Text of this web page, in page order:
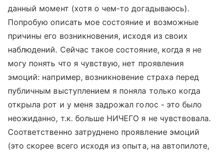
данный момент (хотя о чем-то догадываюсь).
Попробую описать мое состояние и возможные
причины его возникновения, исходя из своих
наблюдений. Сейчас такое состояние, когда я не
могу понять что я чувствую, нет проявления
эмоций: например, возникновение страха перед
публичным выступлением я поняла только когда
открыла рот и у меня задрожал голос - это было
неожиданно, т.к. больше НИЧЕГО я не чувствовала.
Соответственно затруднено проявление эмоций
(это скорее всего исходя из опыта, на автопилоте,